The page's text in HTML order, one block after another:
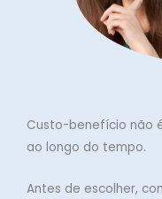
Custo-benefício não
ao longo do tempo.
Antes de escolher,